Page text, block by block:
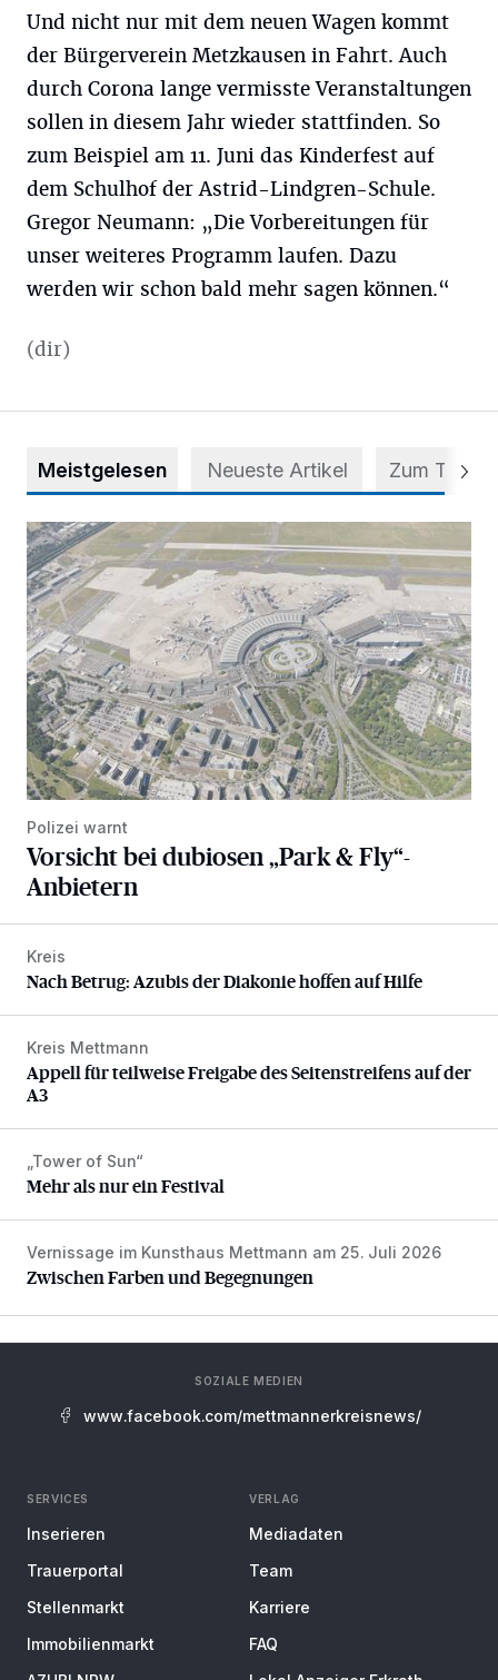
Und nicht nur mit dem neuen Wagen kommt
der Bürgerverein Metzkausen in Fahrt. Auch
durch Corona lange vermisste Veranstaltungen
sollen in diesem Jahr wieder stattfinden. So
zum Beispiel am 11. Juni das Kinderfest auf
dem Schulhof der Astrid-Lindgren-Schule.
Gregor Neumann: „Die Vorbereitungen für
unser weiteres Programm laufen. Dazu
werden wir schon bald mehr sagen können.“
(dir)
Meistgelesen Neueste Artikel Zum Thema
Vorsicht bei dubiosen „Park & Fly“-Anbietern
Polizei warnt
Vorsicht bei dubiosen „Park & Fly“-
Anbietern
Nach Betrug: Azubis der Diakonie hoffen auf Hilfe
Kreis
Nach Betrug: Azubis der Diakonie hoffen auf Hilfe
Appell für teilweise Freigabe des Seitenstreifens auf der A3
Kreis Mettmann
Appell für teilweise Freigabe des Seitenstreifens auf der
A3
Mehr als nur ein Festival
„Tower of Sun“
Mehr als nur ein Festival
Zwischen Farben und Begegnungen
Vernissage im Kunsthaus Mettmann am 25. Juli 2026
Zwischen Farben und Begegnungen
SOZIALE MEDIEN
www.facebook.com/mettmannerkreisnews/
SERVICES
Inserieren
Trauerportal
Stellenmarkt
Immobilienmarkt
VERLAG
Mediadaten
Team
Karriere
FAQ